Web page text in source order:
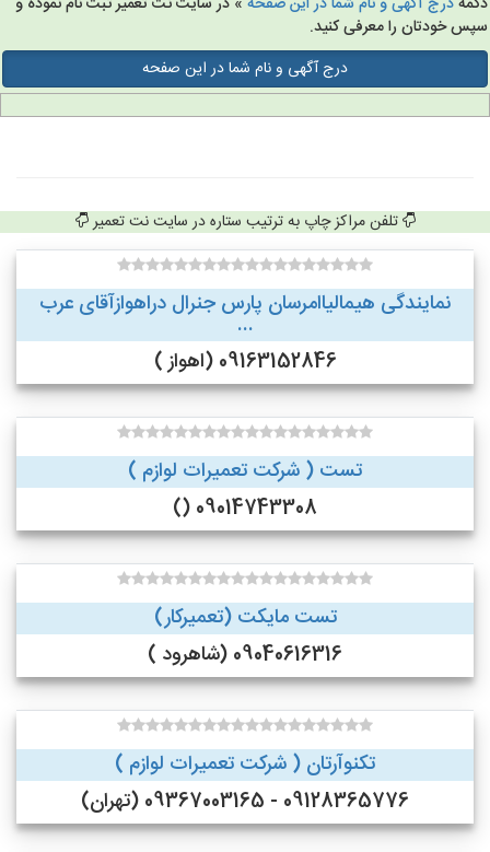
خودتان را معرفی کنید.
درج آگهی و نام شما در این صفحه
تلفن مراکز چاپ به ترتیب ستاره در سایت نت تعمیر
نمایندگی هیمالیاامرسان پارس جنرال دراهوازآقای عرب
...
09163152846 (اهواز )
تست ( شرکت تعمیرات لوازم )
09014743308 ()
تست مایکت (تعمیرکار)
09040616316 (شاهرود )
تکنوآرتان ( شرکت تعمیرات لوازم )
09128365776 - 09367003165 (تهران)